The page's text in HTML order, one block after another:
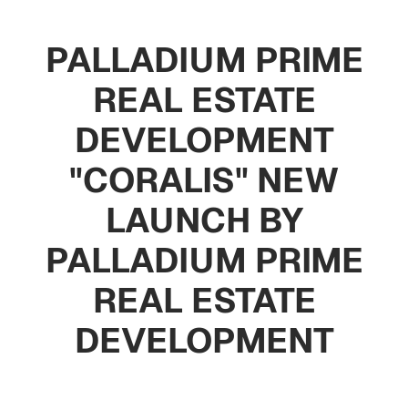
PALLADIUM PRIME
REAL ESTATE
DEVELOPMENT
"CORALIS" NEW
LAUNCH BY
PALLADIUM PRIME
REAL ESTATE
DEVELOPMENT